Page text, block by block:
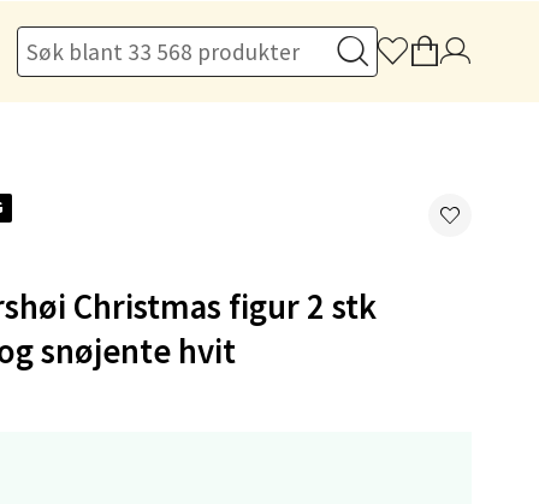
Christmas figur 2 stk
snøjente hvit